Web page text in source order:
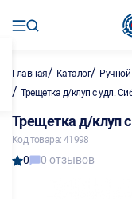
Главная/ Каталог/
/ Трещетка д/клуп с удл.
Трещетка д/клуп
Код товара: 41998
0 0 отзывов